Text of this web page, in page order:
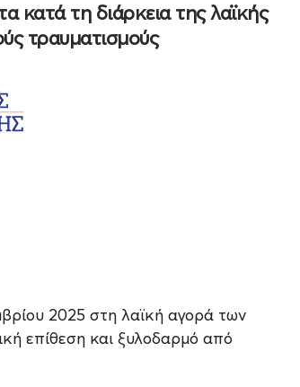
κατά τη διάρκεια της λαϊκής
τραυματισμούς
2025 στη λαϊκή αγορά των
επίθεση και ξυλοδαρμό από